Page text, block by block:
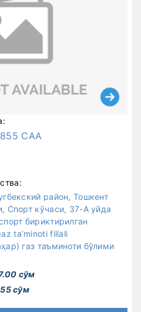
CAA
район, Тошкент
Спорт кўчаси, 37-А уйда
бириктирилган
ta’minoti filiali
газ таъминоти бўлими
сўм
сўм